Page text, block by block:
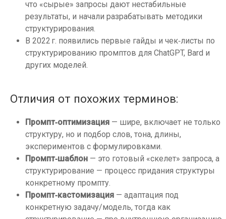
что «сырые» запросы дают нестабильные
результаты, и начали разрабатывать методики
структурирования.
В 2022 г. появились первые гайды и чек‑листы по
структурированию промптов для ChatGPT, Bard и
других моделей.
Отличия от похожих терминов:
Промпт‑оптимизация — шире, включает не только
структуру, но и подбор слов, тона, длины,
экспериментов с формулировками.
Промпт‑шаблон — это готовый «скелет» запроса, а
структурирование — процесс придания структуры
конкретному промпту.
Промпт‑кастомизация — адаптация под
конкретную задачу/модель, тогда как